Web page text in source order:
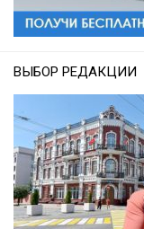
ВЫБОР РЕДАКЦИИ